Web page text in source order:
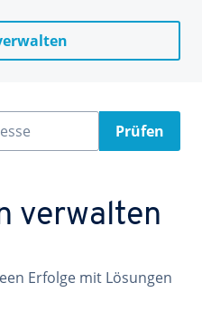
Prüfen
verwalten
Erfolge mit Lösungen